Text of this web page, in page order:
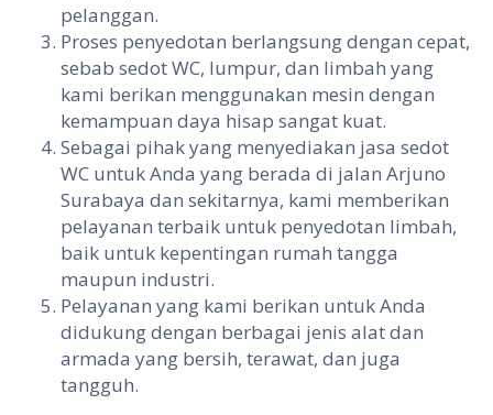
pelanggan.
Proses penyedotan berlangsung dengan cepat,
sebab sedot WC, lumpur, dan limbah yang
kami berikan menggunakan mesin dengan
kemampuan daya hisap sangat kuat.
Sebagai pihak yang menyediakan jasa sedot
WC untuk Anda yang berada di jalan Arjuno
Surabaya dan sekitarnya, kami memberikan
pelayanan terbaik untuk penyedotan limbah,
baik untuk kepentingan rumah tangga
maupun industri.
Pelayanan yang kami berikan untuk Anda
didukung dengan berbagai jenis alat dan
armada yang bersih, terawat, dan juga
tangguh.